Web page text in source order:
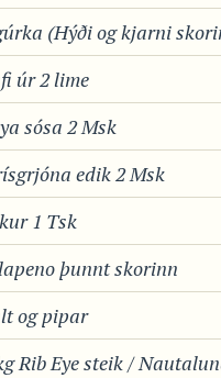
(Hýði og kjarni
úr 2 lime
sósa 2 Msk
edik 2 Msk
1 Tsk
þunnt skorinn
og pipar
Rib Eye steik /